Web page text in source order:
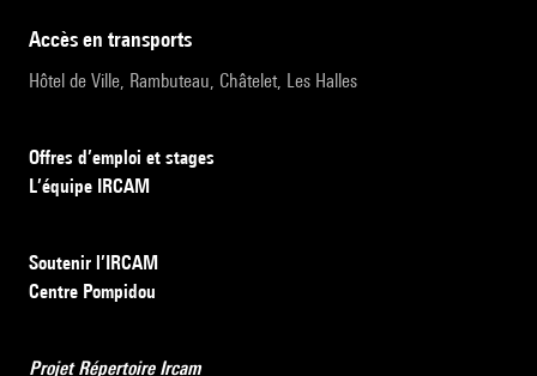
accès en transports
Hôtel de Ville, Rambuteau, Châtelet, Les Halles
Offres d’emploi et stages
L’équipe IRCAM
Soutenir l’IRCAM
Centre Pompidou
Projet Répertoire Ircam